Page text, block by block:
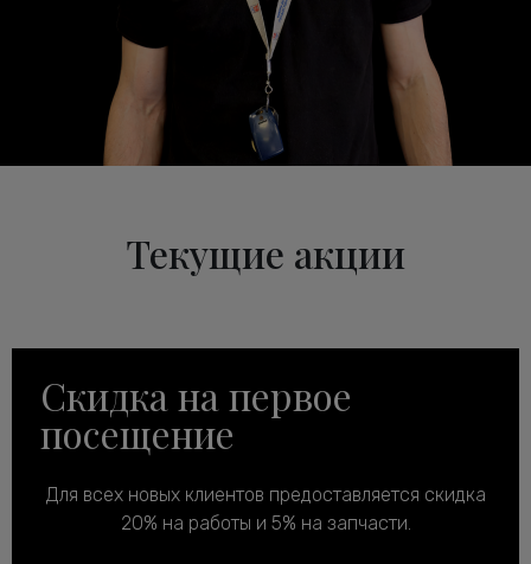
Текущие акции
Скидка на первое
посещение
Для всех новых клиентов предоставляется скидка
20% на работы и 5% на запчасти.